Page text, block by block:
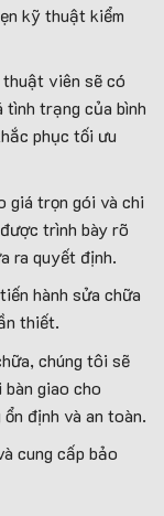
kỹ thuật kiểm
viên sẽ có
tình trạng của bình
phục tối ưu
giá trọn gói và chi
trình bày rõ
ra quyết định.
hành sửa chữa
thiết.
chúng tôi sẽ
giao cho
định và an toàn.
cung cấp bảo